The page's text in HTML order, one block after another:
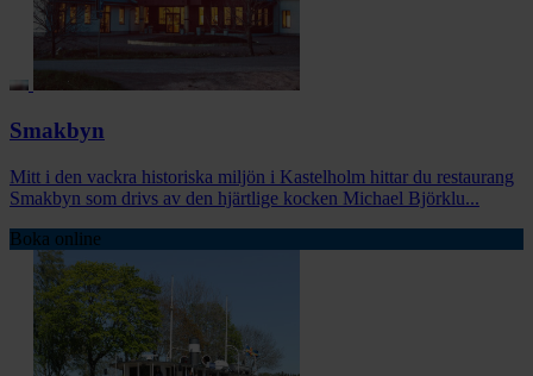
Smakbyn
Mitt i den vackra historiska miljön i Kastelholm hittar du restaurang
Smakbyn som drivs av den hjärtlige kocken Michael Björklu...
Boka online